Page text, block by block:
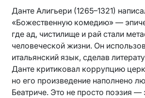
Данте Алигьери (1265–1321)
«Божественную комедию» —
где ад, чистилище и рай стали
человеческой жизни. Он
итальянский язык, сделав
Данте критиковал коррупцию
но его произведение наполнено
Беатриче. Это не просто поэзия —